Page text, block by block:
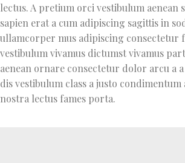
lectus. A pretium orci vestibulum aenean
sapien erat a cum adipiscing sagittis in
ullamcorper mus adipiscing consectetur
vestibulum vivamus dictumst vivamus
aenean ornare consectetur dolor arcu a
dis vestibulum class a justo
nostra lectus fames porta.